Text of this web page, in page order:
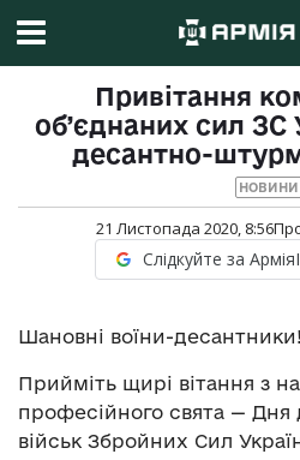
Привітання
об’єднаних сил ЗС
десантно-
НОВИНИ
21 Листопада 2020, 8:56
Слідкуйте за
Шановні воїни-десантники!
Прийміть щирі вітання з
професійного свята —
військ Збройних Сил